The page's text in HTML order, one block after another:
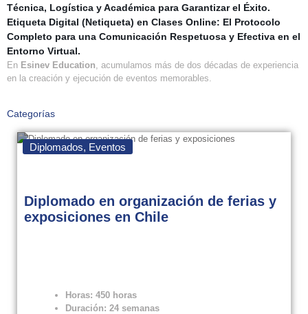
Técnica, Logística y Académica para Garantizar el Éxito.
Etiqueta Digital (Netiqueta) en Clases Online: El Protocolo
Completo para una Comunicación Respetuosa y Efectiva en el
Entorno Virtual.
En Esinev Education, acumulamos más de dos décadas de experiencia
en la creación y ejecución de eventos memorables.
Categorías
Diplomados, Eventos
Diplomado en organización de ferias y
exposiciones en Chile
Horas: 450 horas
Duración: 24 semanas